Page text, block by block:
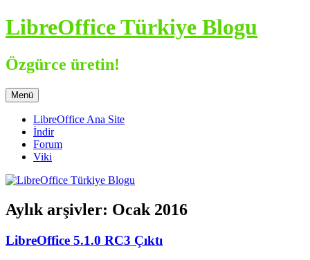
İçeriğe
atla
LibreOffice Türkiye Blogu
Özgürce üretin!
Menü
LibreOffice Ana Site
İndir
Forum
Viki
Aylık arşivler: Ocak 2016
LibreOffice 5.1.0 RC3 Çıktı